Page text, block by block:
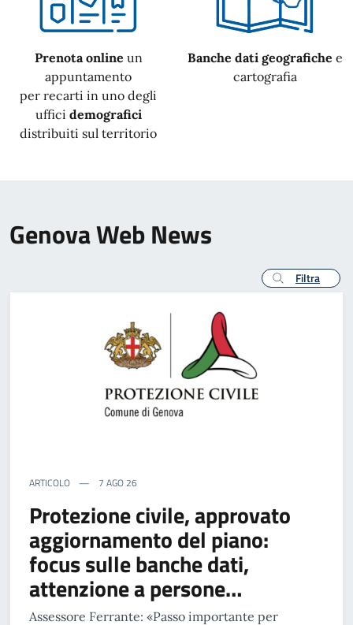
Prenota online un
appuntamento
per recarti in uno degli
uffici demografici
distribuiti sul territorio
Banche dati geografiche e
cartografia
Genova Web News
Filtra
ARTICOLO 7 AGO 26
Protezione civile, approvato
aggiornamento del piano:
focus sulle banche dati,
attenzione a persone…
Assessore Ferrante: «Passo importante per